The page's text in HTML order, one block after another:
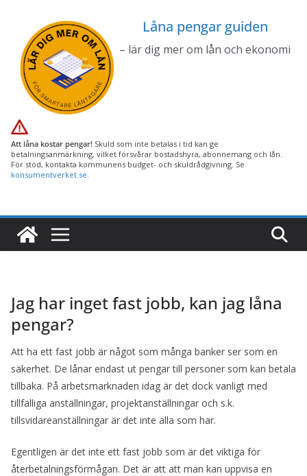
innehåll
Låna pengar guiden
– lär dig mer om lån och ekonomi
Att låna kostar pengar! Skuld som inte betalas i tid kan ge
betalningsanmärkning, vilket försvårar bostadshyra, abonnemang och lån.
För stöd, kontakta kommunens budget- och skuldrådgivning. Se
konsumentverket.se.
Jag har inget fast jobb, kan jag låna
pengar?
Att ha ett fast jobb är något som många banker ser som en
säkerhet. De lånar endast ut pengar till personer som kan betala
tillbaka. På arbetsmarknaden idag är det dock vanligt med
tillfälliga anställningar, projektanställningar och s.k.
tillsvidareanställningar är det inte alla som har.
Egentligen är det inte ett fast jobb som är det viktiga för
återbetalningsförmågan. Det är att att man kan uppvisa en